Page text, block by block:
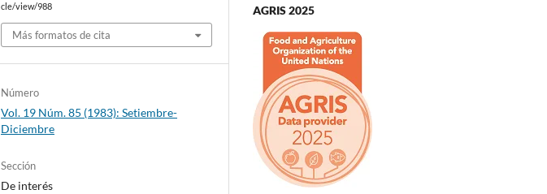
cle/view/988
Más formatos de cita
Número
Vol. 19 Núm. 85 (1983): Setiembre-
Diciembre
Sección
De interés
AGRIS 2025